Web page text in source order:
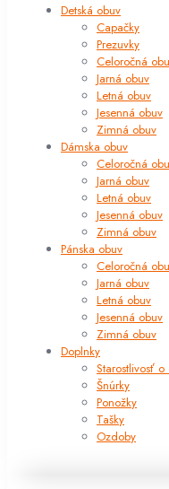
Detská obuv
Capačky
Prezuvky
Celoročná
Jarná obuv
Letná obuv
Jesenná obuv
Zimná obuv
Dámska obuv
Celoročná
Jarná obuv
Letná obuv
Jesenná obuv
Zimná obuv
Pánska obuv
Celoročná
Jarná obuv
Letná obuv
Jesenná obuv
Zimná obuv
Doplnky
Starostlivosť o
Šnúrky
Ponožky
Tašky
Ozdoby